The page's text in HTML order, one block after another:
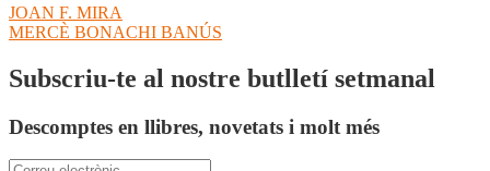
Navegació
d'entrades
Entrada
anterior:
JOAN F. MIRA
Pròxima
MERCÈ BONACHI BANÚS
Subscriu-te al nostre butlletí setmanal
Descomptes en llibres, novetats i molt més